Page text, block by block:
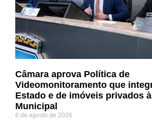
Câmara aprova Política de
Videomonitoramento que
Estado e de imóveis privados
Municipal
6 de agosto de 2026